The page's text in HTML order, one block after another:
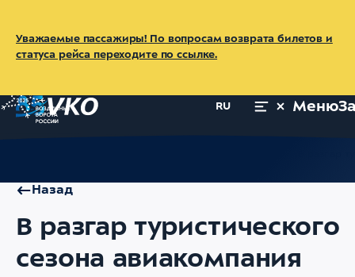
Уважаемые пассажиры! По вопросам возврата билетов и
статуса рейса переходите по ссылке.
RU Меню
Назад
В разгар туристического
сезона авиакомпания